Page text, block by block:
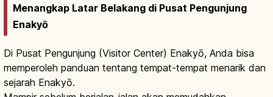
Menangkap Latar Belakang di Pusat Pengunjung
Enakyō
Di Pusat Pengunjung (Visitor Center) Enakyō, Anda bisa
memperoleh panduan tentang tempat-tempat menarik dan
sejarah Enakyō.